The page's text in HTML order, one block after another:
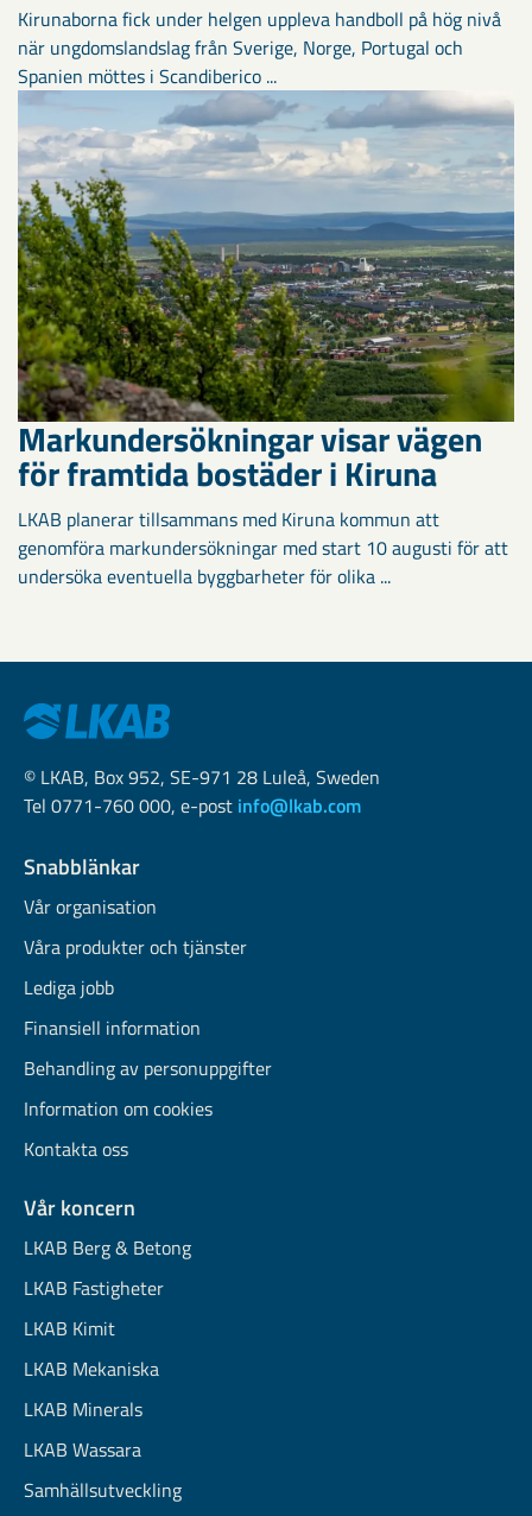
Kirunaborna fick under helgen uppleva handboll på hög nivå
när ungdomslandslag från Sverige, Norge, Portugal och
Spanien möttes i Scandiberico ...
Markundersökningar visar vägen
för framtida bostäder i Kiruna
LKAB planerar tillsammans med Kiruna kommun att
genomföra markundersökningar med start 10 augusti för att
undersöka eventuella byggbarheter för olika ...
© LKAB, Box 952, SE-971 28 Luleå, Sweden
Tel 0771-760 000, e-post info@lkab.com
Snabblänkar
Vår organisation
Våra produkter och tjänster
Lediga jobb
Finansiell information
Behandling av personuppgifter
Information om cookies
Kontakta oss
Vår koncern
LKAB Berg & Betong
LKAB Fastigheter
LKAB Kimit
LKAB Mekaniska
LKAB Minerals
LKAB Wassara
Samhällsutveckling